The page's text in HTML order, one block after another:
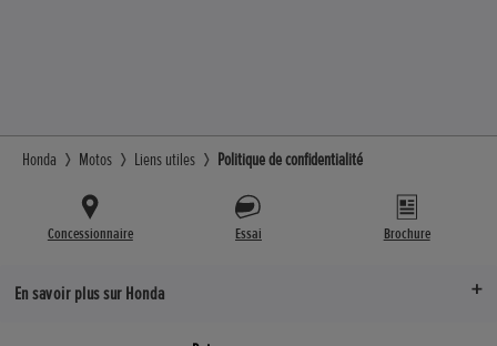
Honda Motos Liens utiles Politique de confidentialité
Concessionnaire Essai Brochure
En savoir plus sur Honda